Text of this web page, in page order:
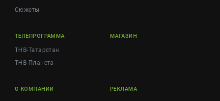
Сюжеты
ТЕЛЕПРОГРАММА
ТНВ-Татарстан
ТНВ-Планета
МАГАЗИН
О КОМПАНИИ РЕКЛАМА